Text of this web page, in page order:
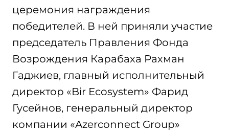
церемония награждения
победителей. В ней приняли участие
председатель Правления Фонда
Возрождения Карабаха Рахман
Гаджиев, главный исполнительный
директор «Bir Ecosystem» Фарид
Гусейнов, генеральный директор
компании «Azerconnect Group»